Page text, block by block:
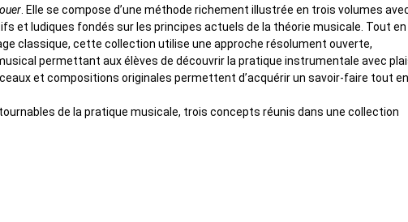
. Elle se compose d’une méthode richement illustrée en trois volumes
et ludiques fondés sur les principes actuels de la théorie musicale. Tout en
classique, cette collection utilise une approche résolument ouverte,
permettant aux élèves de découvrir la pratique instrumentale avec
et compositions originales permettent d’acquérir un savoir-faire tout en
de la pratique musicale, trois concepts réunis dans une collection